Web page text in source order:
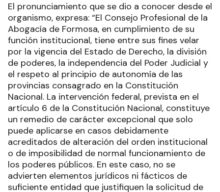
El pronunciamiento que se dio a conocer desde el
organismo, expresa: “El Consejo Profesional de la
Abogacía de Formosa, en cumplimiento de su
función institucional, tiene entre sus fines velar
por la vigencia del Estado de Derecho, la división
de poderes, la independencia del Poder Judicial y
el respeto al principio de autonomía de las
provincias consagrado en la Constitución
Nacional. La intervención federal, prevista en el
artículo 6 de la Constitución Nacional, constituye
un remedio de carácter excepcional que solo
puede aplicarse en casos debidamente
acreditados de alteración del orden institucional
o de imposibilidad de normal funcionamiento de
los poderes públicos. En este caso, no se
advierten elementos jurídicos ni fácticos de
suficiente entidad que justifiquen la solicitud de